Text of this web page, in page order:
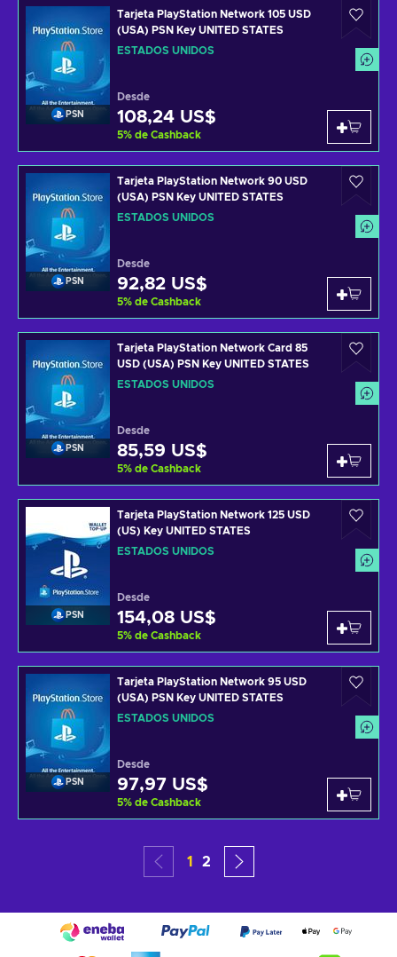
PSN
Tarjeta PlayStation Network 105 USD
(USA) PSN Key UNITED STATES
ESTADOS UNIDOS
Desde
108,24 US$
5% de Cashback
PSN
Tarjeta PlayStation Network 90 USD
(USA) PSN Key UNITED STATES
ESTADOS UNIDOS
Desde
92,82 US$
5% de Cashback
PSN
Tarjeta PlayStation Network Card 85
USD (USA) PSN Key UNITED STATES
ESTADOS UNIDOS
Desde
85,59 US$
5% de Cashback
PSN
Tarjeta PlayStation Network 125 USD
(US) Key UNITED STATES
ESTADOS UNIDOS
Desde
154,08 US$
5% de Cashback
PSN
Tarjeta PlayStation Network 95 USD
(USA) PSN Key UNITED STATES
ESTADOS UNIDOS
Desde
97,97 US$
5% de Cashback
1 2